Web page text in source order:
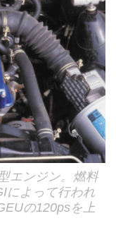
エンジン。燃料
によって行われ
の120psを上